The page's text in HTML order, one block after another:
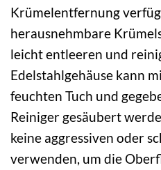
Krümelentfernung
herausnehmbare
leicht entleeren und
Edelstahlgehäuse kann
feuchten Tuch und
Reiniger gesäubert
keine aggressiven oder
verwenden, um die